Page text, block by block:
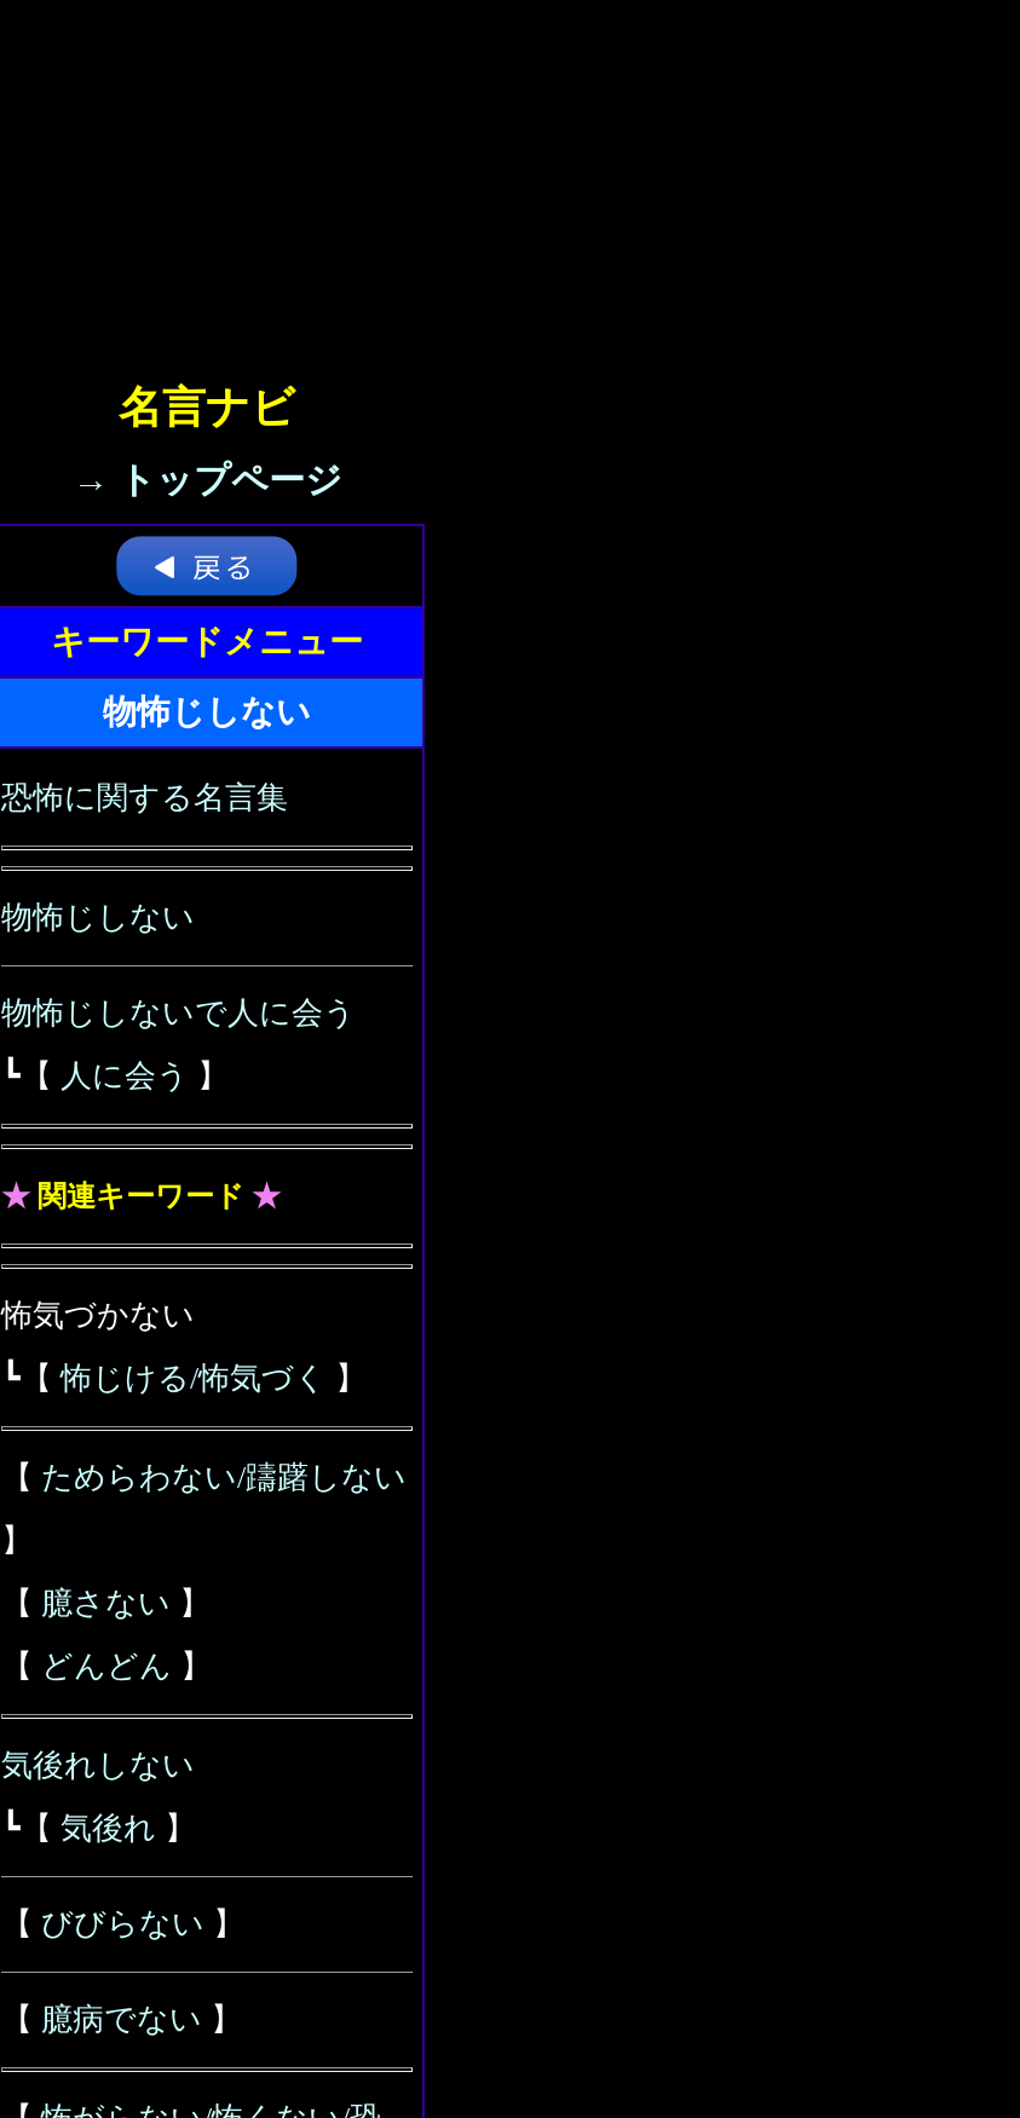
名言ナビ
→ トップページ
キーワードメニュー
物怖じしない
恐怖に関する名言集
物怖じしない
物怖じしないで人に会う
┗【 人に会う 】
★ 関連キーワード ★
怖気づかない
┗【怖じける/怖気づく 】
【 ためらわない/躊躇しない
】
【 臆さない 】
【 どんどん 】
気後れしない
┗【 気後れ 】
【 びびらない 】
【 臆病でない 】